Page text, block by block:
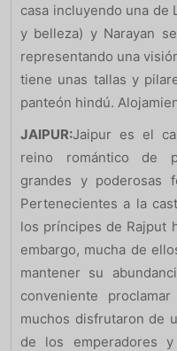
casa incluyendo una de
y belleza) y Narayan
representando una
tiene unas tallas y
panteón hindú.
JAIPUR:Jaipur es el
reino romántico de
grandes y poderosas
Pertenecientes a la
los príncipes de Rajput
embargo, mucha de
mantener su
conveniente
muchos disfrutaron de
de los emperadores